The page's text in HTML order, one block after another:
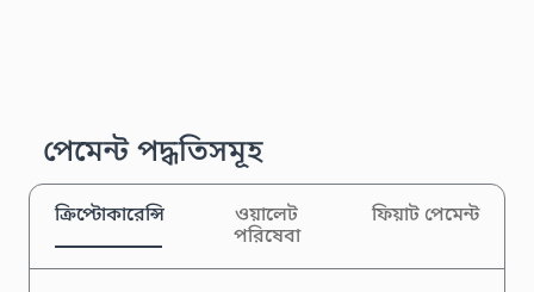
পেমেন্ট পদ্ধতিসমূহ
ক্রিপ্টোকারেন্সি
ওয়ালেট
পরিষেবা
ফিয়াট পেমেন্ট